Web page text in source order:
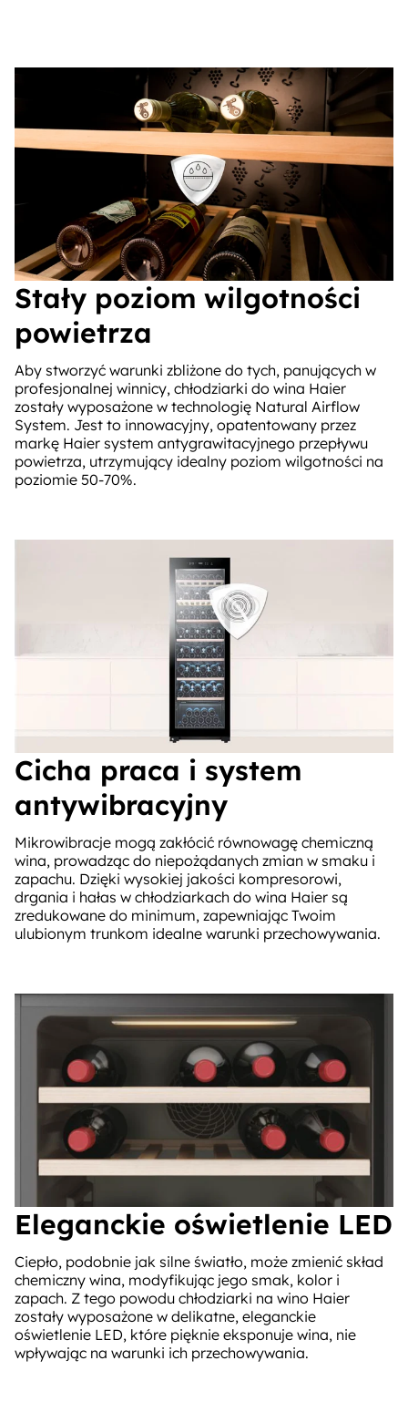
Stały poziom wilgotności
powietrza
Aby stworzyć warunki zbliżone do tych, panujących w
profesjonalnej winnicy, chłodziarki do wina Haier
zostały wyposażone w technologię Natural Airflow
System. Jest to innowacyjny, opatentowany przez
markę Haier system antygrawitacyjnego przepływu
powietrza, utrzymujący idealny poziom wilgotności na
poziomie 50-70%.
Cicha praca i system
antywibracyjny
Mikrowibracje mogą zakłócić równowagę chemiczną
wina, prowadząc do niepożądanych zmian w smaku i
zapachu. Dzięki wysokiej jakości kompresorowi,
drgania i hałas w chłodziarkach do wina Haier są
zredukowane do minimum, zapewniając Twoim
ulubionym trunkom idealne warunki przechowywania.
Eleganckie oświetlenie LED
Ciepło, podobnie jak silne światło, może zmienić skład
chemiczny wina, modyfikując jego smak, kolor i
zapach. Z tego powodu chłodziarki na wino Haier
zostały wyposażone w delikatne, eleganckie
oświetlenie LED, które pięknie eksponuje wina, nie
wpływając na warunki ich przechowywania.